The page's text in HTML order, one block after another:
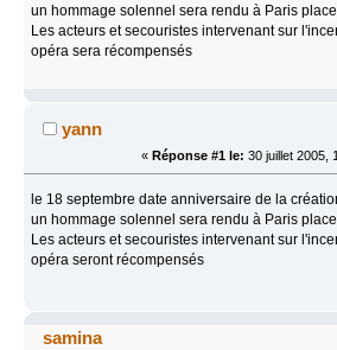
un hommage solennel sera rendu à Paris
Les acteurs et secouristes intervenant sur
opéra sera récompensés
yann
« Réponse #1 le: 30 juillet 2005,
le 18 septembre date anniversaire de la
un hommage solennel sera rendu à Paris
Les acteurs et secouristes intervenant sur
opéra seront récompensés
samina